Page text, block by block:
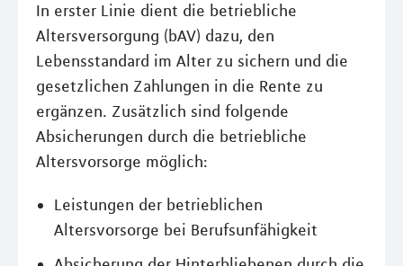
In erster Linie dient die betriebliche
Altersversorgung (bAV) dazu, den
Lebensstandard im Alter zu sichern und die
gesetzlichen Zahlungen in die Rente zu
ergänzen. Zusätzlich sind folgende
Absicherungen durch die betriebliche
Altersvorsorge möglich:
Leistungen der betrieblichen
Altersvorsorge bei Berufsunfähigkeit